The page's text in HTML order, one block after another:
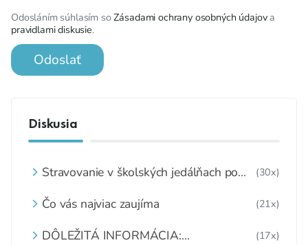
Odosláním súhlasím soZásadami ochrany osobných údajova
pravidlami diskusie.
Odoslať
Diskusia
Stravovanie v školských jedálňach po
(30x)
Čo vás najviac zaujíma (21x)
DÔLEŽITÁ INFORMÁCIA:
(17x)